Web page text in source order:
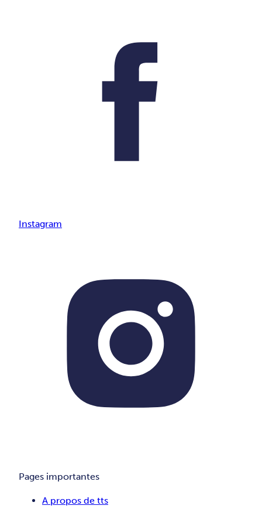
Instagram
Pages importantes
A propos de tts